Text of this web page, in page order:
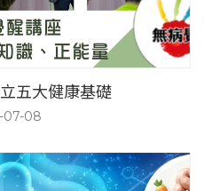
五大健康基礎
07-08